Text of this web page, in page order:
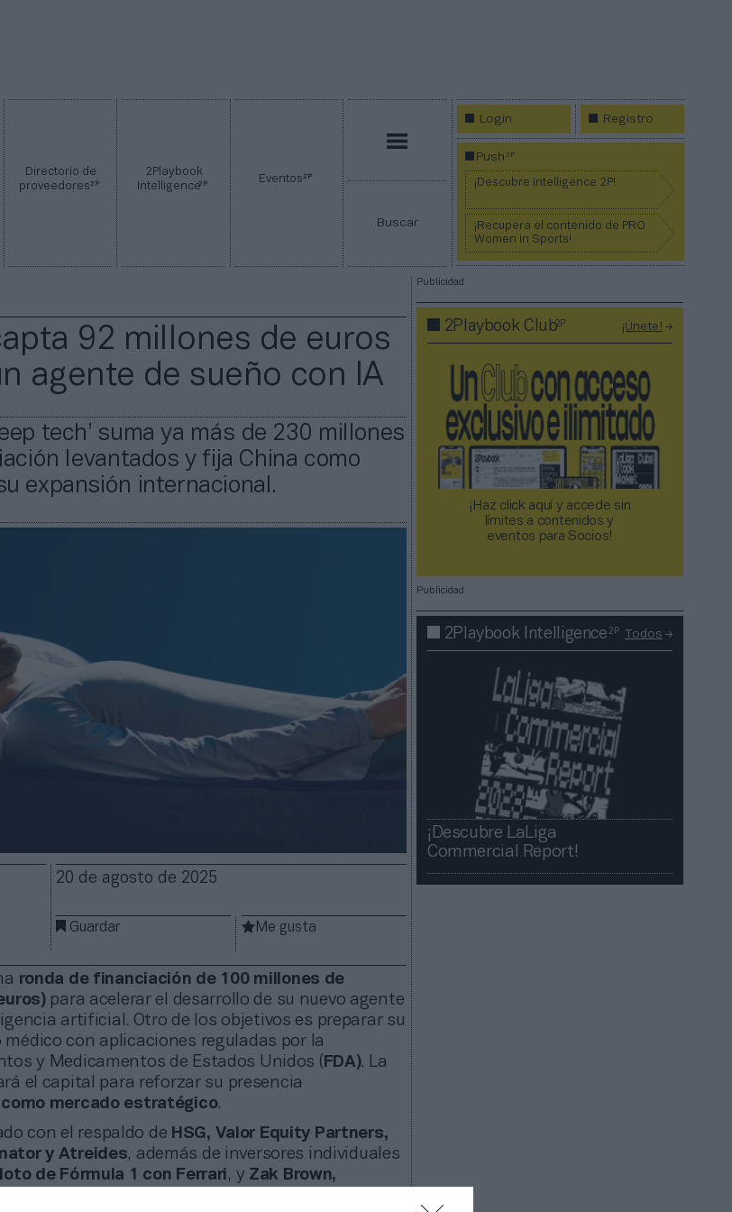
Directorio de
proveedores2P
2Playbook
Intelligence2P Eventos2P
Buscar
Login Registro
Push2P
¡Descubre Intelligence 2P!
¡Recupera el contenido de PRO
Women in Sports!
92 millones de euros
agente de sueño con IA
tech’ suma ya más de 230 millones
levantados y fija China como
expansión internacional.
20 de agosto de 2025
Guardar Me gusta
ronda de financiación de 100 millones de
para acelerar el desarrollo de su nuevo agente
artificial. Otro de los objetivos es preparar su
con aplicaciones reguladas por la
y Medicamentos de Estados Unidos ( FDA). La
el capital para reforzar su presencia
como mercado estratégico.
con el respaldo de HSG, Valor Equity Partners,
y Atreides, además de inversores individuales
de Fórmula 1 con Ferrari, y Zak Brown,
Publicidad
2Playbook Club2P ¡Únete!
¡Haz click aquí y accede sin
límites a contenidos y
eventos para Socios!​​​​​​​
Publicidad
2Playbook Intelligence2P Todos
¡Descubre LaLiga
Commercial Report!​​